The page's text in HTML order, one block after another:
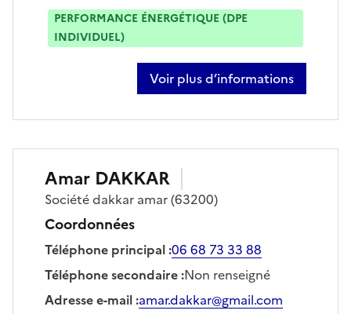
PERFORMANCE ÉNERGÉTIQUE (DPE
INDIVIDUEL)
Voir plus d’informations
sur aurélien chavanne
Amar DAKKAR
Sociétédakkar amar(63200)
Coordonnées
Téléphone principal:06 68 73 33 88
Téléphone secondaire:Non renseigné
Adresse e-mail:amar.dakkar@gmail.com